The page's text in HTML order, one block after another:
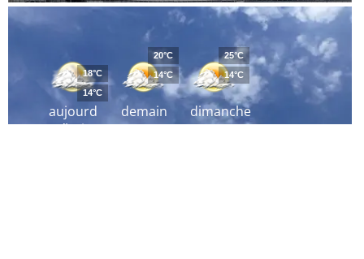
aujourd
´hui
18°C
14°C
demain
20°C
14°C
dimanche
25°C
14°C